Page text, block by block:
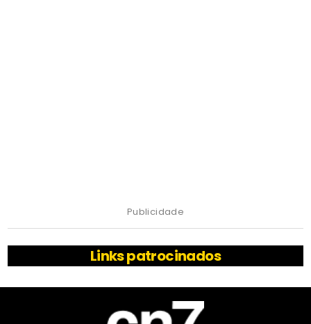
Publicidade
Links patrocinados